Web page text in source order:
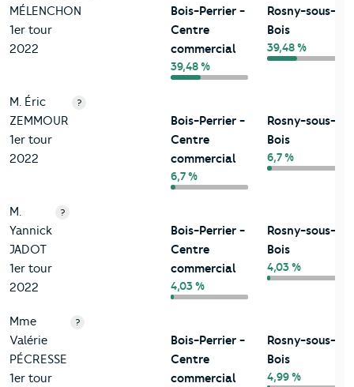
MÉLENCHON
1er tour
2022
Bois-Perrier -
Centre
commercial
39,48 %
Rosny-sous-
Bois
39,48 %
M. Éric
ZEMMOUR
1er tour
2022
?
Bois-Perrier -
Centre
commercial
6,7 %
Rosny-sous-
Bois
6,7 %
M.
Yannick
JADOT
1er tour
2022
?
Bois-Perrier -
Centre
commercial
4,03 %
Rosny-sous-
Bois
4,03 %
Mme
Valérie
PÉCRESSE
1er tour
?
Bois-Perrier -
Centre
commercial
Rosny-sous-
Bois
4,99 %